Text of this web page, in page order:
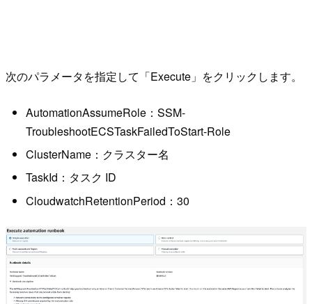
次のパラメータを指定して「Execute」をクリックします。
AutomationAssumeRole：SSM-
TroubleshootECSTaskFailedToStart-Role
ClusterName：クラスター名
TaskId：タスク ID
CloudwatchRetentionPeriod：30